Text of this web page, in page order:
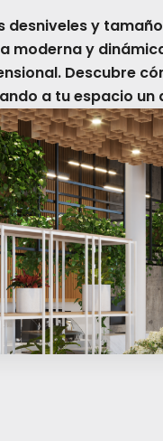
desniveles y
moderna y
Descubre
a tu espacio